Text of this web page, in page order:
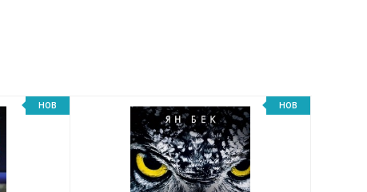
НОВ НОВ